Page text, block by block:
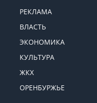
РЕКЛАМА
ВЛАСТЬ
ЭКОНОМИКА
КУЛЬТУРА
ЖКХ
ОРЕНБУРЖЬЕ